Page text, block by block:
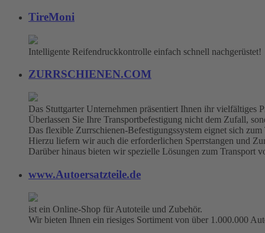
TireMoni
Intelligente Reifendruckkontrolle einfach schnell nachgerüstet!
ZURRSCHIENEN.COM
Das Stuttgarter Unternehmen präsentiert Ihnen ihr vielfältiges
Überlassen Sie Ihre Transportbefestigung nicht dem Zufall,
Das flexible Zurrschienen-Befestigungssystem eignet sich
Hierzu liefern wir auch die erforderlichen Sperrstangen und
Darüber hinaus bieten wir spezielle Lösungen zum Transport
www.Autoersatzteile.de
ist ein Online-Shop für Autoteile und Zubehör.
Wir bieten Ihnen ein riesiges Sortiment von über 1.000.000